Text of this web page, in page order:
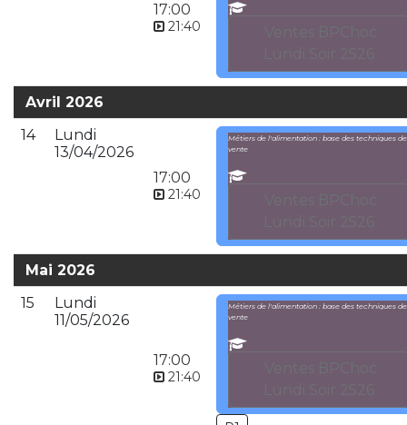
17:00
21:40
Avril 2026
14
Lundi
13/04/2026
17:00
21:40
Métiers de l'alimentation : base des techniques de
vente
Mai 2026
15
Lundi
11/05/2026
17:00
21:40
Métiers de l'alimentation : base des techniques de
vente